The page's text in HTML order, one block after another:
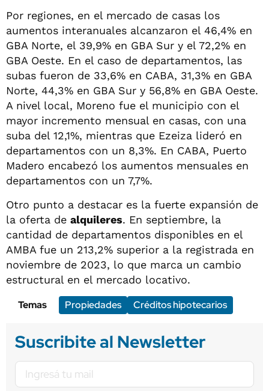
Por regiones, en el mercado de casas los
aumentos interanuales alcanzaron el 46,4% en
GBA Norte, el 39,9% en GBA Sur y el 72,2% en
GBA Oeste. En el caso de departamentos, las
subas fueron de 33,6% en CABA, 31,3% en GBA
Norte, 44,3% en GBA Sur y 56,8% en GBA Oeste.
A nivel local, Moreno fue el municipio con el
mayor incremento mensual en casas, con una
suba del 12,1%, mientras que Ezeiza lideró en
departamentos con un 8,3%. En CABA, Puerto
Madero encabezó los aumentos mensuales en
departamentos con un 7,7%.
Otro punto a destacar es la fuerte expansión de
la oferta de alquileres. En septiembre, la
cantidad de departamentos disponibles en el
AMBA fue un 213,2% superior a la registrada en
noviembre de 2023, lo que marca un cambio
estructural en el mercado locativo.
Temas
Propiedades Créditos hipotecarios
Suscribite al Newsletter